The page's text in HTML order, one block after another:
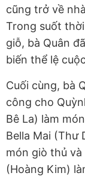
cũng trở về
Trong suốt
giỗ, bà Quân
biến thể lệ
Cuối cùng, bà
công cho
Bê La) làm
Bella Mai (Thư
món giò thủ
(Hoàng Kim)